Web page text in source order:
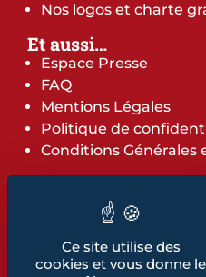
Nos logos et charte
Et aussi…
Espace Presse
FAQ
Mentions Légales
Politique de
Conditions Générales
Notre offre de
Notre offre de
Ce site utilise des
cookies et vous donne le